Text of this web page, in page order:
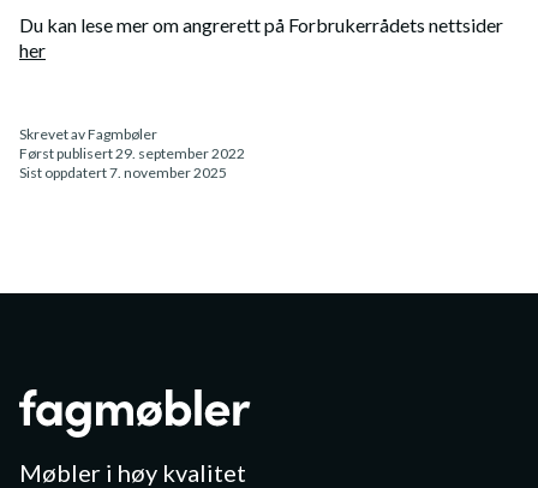
Du kan lese mer om angrerett på Forbrukerrådets nettsider
her
Skrevet avFagmbøler
Først publisert29. september 2022
Sist oppdatert7. november 2025
Møbler i høy kvalitet